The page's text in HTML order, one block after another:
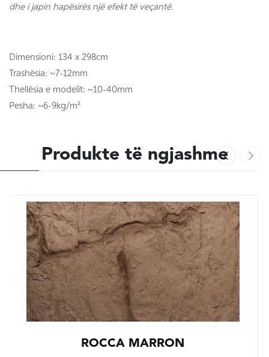
dhe i japin hapësirës një efekt të veçantë.
Dimensioni: 134 x 298cm
Trashësia: ~7-12mm
Thellësia e modelit: ~10-40mm
Pesha: ~6-9kg/m²
Produkte të ngjashme
ROCCA MARRON